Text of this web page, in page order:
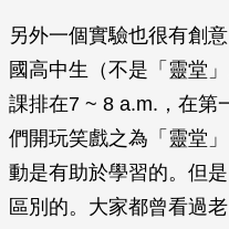
另外一個實驗也很有創
國高中生（不是「靈堂
課排在7 ~ 8 a.m.，在第
們開玩笑戲之為「靈堂
動是有助於學習的。但
區別的。大家都曾看過